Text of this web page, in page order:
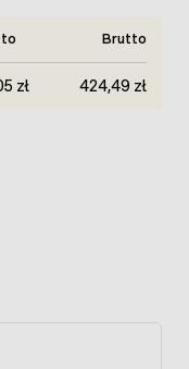
Brutto
zł 424,49 zł